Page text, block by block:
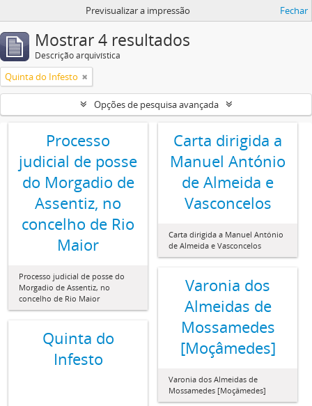
Previsualizar a impressão Fechar
Mostrar 4 resultados
Descrição arquivística
Quinta do Infesto
Opções de pesquisa avançada
Processo
judicial de posse
do Morgadio de
Assentiz, no
concelho de Rio
Maior
Processo judicial de posse do
Morgadio de Assentiz, no
concelho de Rio Maior
Carta dirigida a
Manuel António
de Almeida e
Vasconcelos
Carta dirigida a Manuel António
de Almeida e Vasconcelos
Varonia dos
Almeidas de
Mossamedes
[Moçâmedes]
Varonia dos Almeidas de
Mossamedes [Moçâmedes]
Quinta do
Infesto